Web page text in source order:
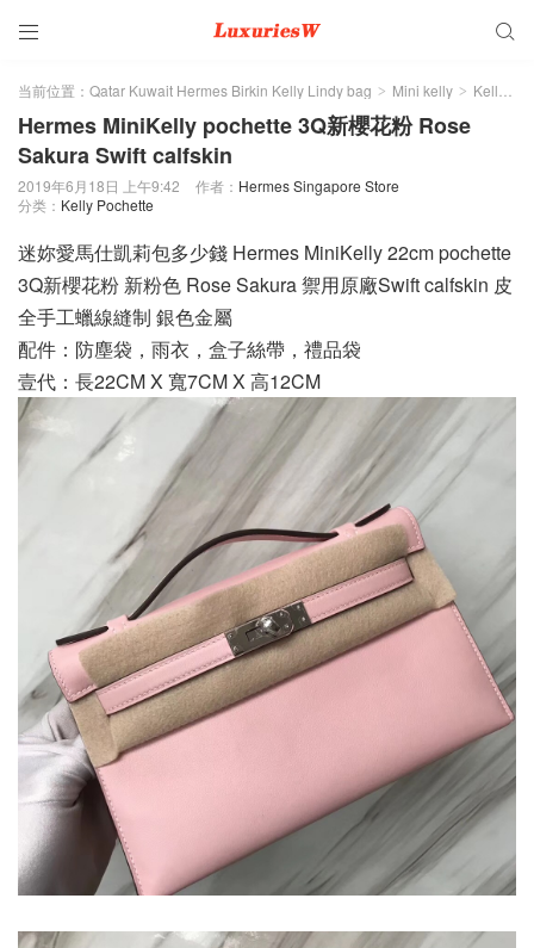
 
当前位置： Qatar Kuwait Hermes Birkin Kelly Lindy bag > Mini kelly > Kelly Pochette
Hermes MiniKelly pochette 3Q新櫻花粉 Rose
Sakura Swift calfskin
2019年6月18日 上午9:42 作者： Hermes Singapore Store
分类： Kelly Pochette
迷妳愛馬仕凱莉包多少錢 Hermes MiniKelly 22cm pochette
3Q新櫻花粉 新粉色 Rose Sakura 禦用原廠Swift calfskin 皮
全手工蠟線縫制 銀色金屬
配件：防塵袋，雨衣，盒子絲帶，禮品袋
壹代：長22CM X 寬7CM X 高12CM